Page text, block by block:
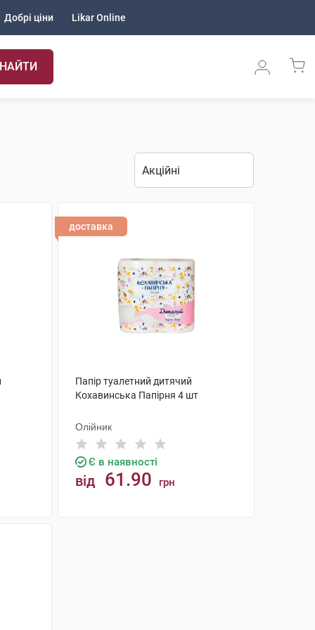
Добрі ціни Likar Online
доставка
Папір туалетний дитячий
Кохавинська Папірня 4 шт
Олійник
Є в наявності
від 61.90 грн